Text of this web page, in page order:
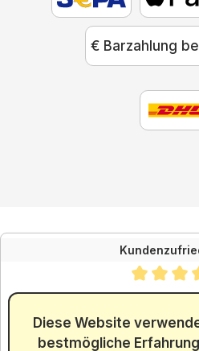
€ Barzahlung
Durchschnittliche Bewertung
SEHR
4.88/
aus 5965
Diese Website
bestmögliche